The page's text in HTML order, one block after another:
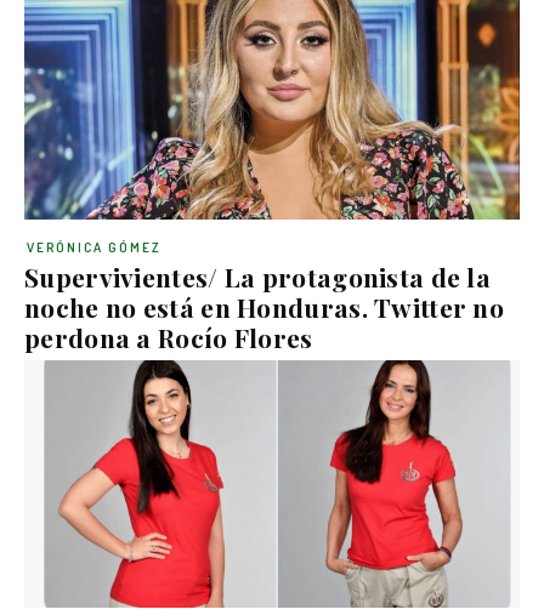
Supervivientes/ La protagonista de la
noche no está en Honduras. Twitter no
perdona a Rocío Flores
VERÓNICA GÓMEZ